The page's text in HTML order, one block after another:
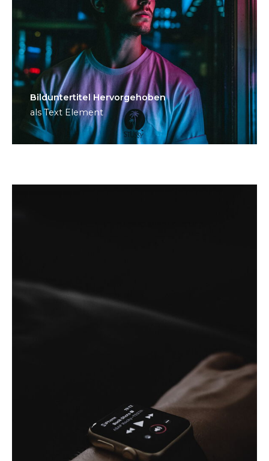
Bild­unter­titel Hervorgehoben
als Text Element